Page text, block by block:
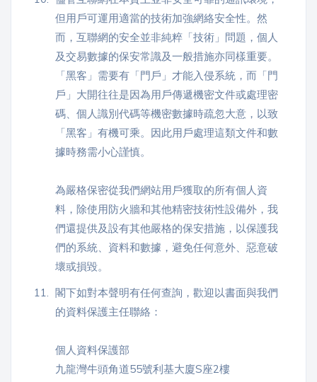
但用戶可運用適當的技術加強網絡安全性。然
而，互聯網的安全並非純粹「技術」問題，個人
及交易數據的保安常識及一般措施亦同樣重要。
「黑客」需要有「門戶」才能入侵系統，而「門
戶」大開往往是因為用戶傳遞機密文件或處理密
碼、個人識別代碼等機密數據時疏忽大意，以致
「黑客」有機可乘。因此用戶處理這類文件和數
據時務需小心謹慎。
為嚴格保密從我們網站用戶獲取的所有個人資
料，除使用防火牆和其他精密技術性設備外，我
們還提供及設有其他嚴格的保安措施，以保護我
們的系統、資料和數據，避免任何意外、惡意破
壞或損毀。
11. 閣下如對本聲明有任何查詢，歡迎以書面與我們
的資料保護主任聯絡：
個人資料保護部
九龍灣牛頭角道55號利基大廈S座2樓